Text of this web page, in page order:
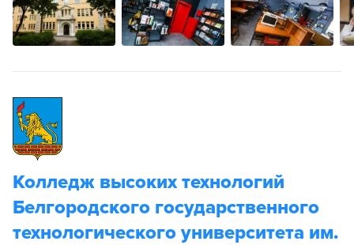
Колледж высоких технологий
Белгородского государственного
технологического университета им.